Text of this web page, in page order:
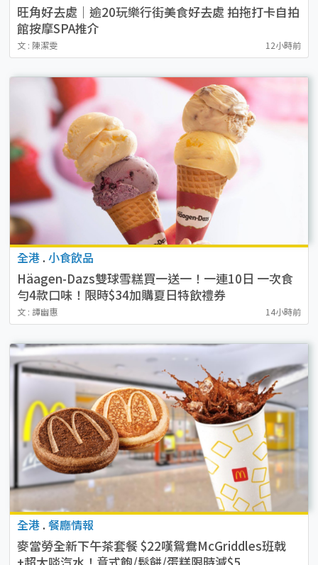
旺角好去處｜逾20玩樂行街美食好去處 拍拖打卡自拍
館按摩SPA推介
文 : 陳潔雯 12小時前
全港 . 小食飲品
Häagen-Dazs雙球雪糕買一送一！一連10日 一次食
勻4款口味！限時$34加購夏日特飲禮券
文 : 譚幽惠 14小時前
全港 . 餐廳情報
麥當勞全新下午茶套餐 $22嘆鴛鴦McGriddles班戟